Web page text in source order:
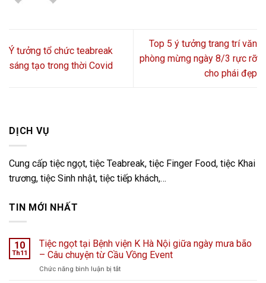
Ý tưởng tổ chức teabreak
sáng tạo trong thời Covid
Top 5 ý tưởng trang trí văn
phòng mừng ngày 8/3 rực rỡ
cho phái đẹp
DỊCH VỤ
Cung cấp tiệc ngọt, tiệc Teabreak, tiệc Finger Food, tiệc Khai
trương, tiệc Sinh nhật, tiệc tiếp khách,…
TIN MỚI NHẤT
10
Th11
Tiệc ngọt tại Bệnh viện K Hà Nội giữa ngày mưa bão
– Câu chuyện từ Cầu Vồng Event
Chức năng bình luận bị tắtở